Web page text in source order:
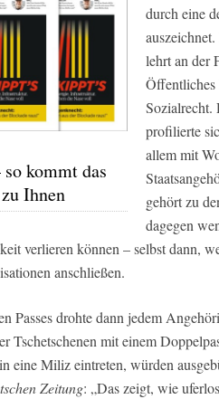
kommt das
Ihnen
durch eine
lehrt an der
Sozialrecht.
profilierte
allem mit
gehört zu
dagegen
verlieren können – selbst dann,
anschließen.
Passes drohte dann jedem
Tschetschenen mit einem
eine Miliz eintreten, würden
Zeitung: „Das zeigt, wie